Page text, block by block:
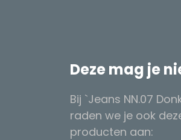
Deze mag je
Bij `Jeans NN.07
raden we je ook
producten aan: